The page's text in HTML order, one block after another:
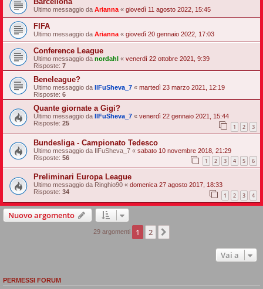
Ultimo messaggio da Arianna « giovedì 11 agosto 2022, 15:45
FIFA
Ultimo messaggio da Arianna « giovedì 20 gennaio 2022, 17:03
Conference League
Ultimo messaggio da nordahl « venerdì 22 ottobre 2021, 9:39
Risposte: 7
Beneleague?
Ultimo messaggio da IlFuSheva_7 « martedì 23 marzo 2021, 12:19
Risposte: 6
Quante giornate a Gigi?
Ultimo messaggio da IlFuSheva_7 « venerdì 22 gennaio 2021, 15:44
Risposte: 25 1 2 3
Bundesliga - Campionato Tedesco
Ultimo messaggio da IlFuSheva_7 « sabato 10 novembre 2018, 21:29
Risposte: 56 1 2 3 4 5 6
Preliminari Europa League
Ultimo messaggio da Ringhio90 « domenica 27 agosto 2017, 18:33
Risposte: 34 1 2 3 4
Nuovo argomento
29 argomenti 1 2
Vai a
PERMESSI FORUM